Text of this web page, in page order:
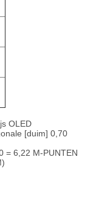
OLED
[duim] 0,70
= 6,22 M-PUNTEN